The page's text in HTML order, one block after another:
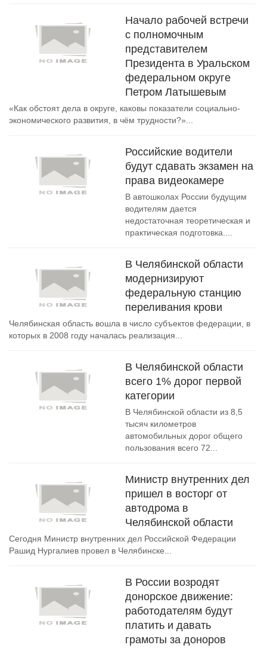
Начало рабочей встречи
с полномочным
представителем
Президента в Уральском
федеральном округе
Петром Латышевым
«Как обстоят дела в округе, каковы показатели социально-
экономического развития, в чём трудности?»...
Российские водители
будут сдавать экзамен на
права видеокамере
В автошколах России будущим
водителям дается
недостаточная теоретическая и
практическая подготовка....
В Челябинской области
модернизируют
федеральную станцию
переливания крови
Челябинская область вошла в число субъектов федерации, в
которых в 2008 году началась реализация...
В Челябинской области
всего 1% дорог первой
категории
В Челябинской области из 8,5
тысяч километров
автомобильных дорог общего
пользования всего 72...
Министр внутренних дел
пришел в восторг от
автодрома в
Челябинской области
Сегодня Министр внутренних дел Российской Федерации
Рашид Нургалиев провел в Челябинске...
В России возродят
донорское движение:
работодателям будут
платить и давать
грамоты за доноров